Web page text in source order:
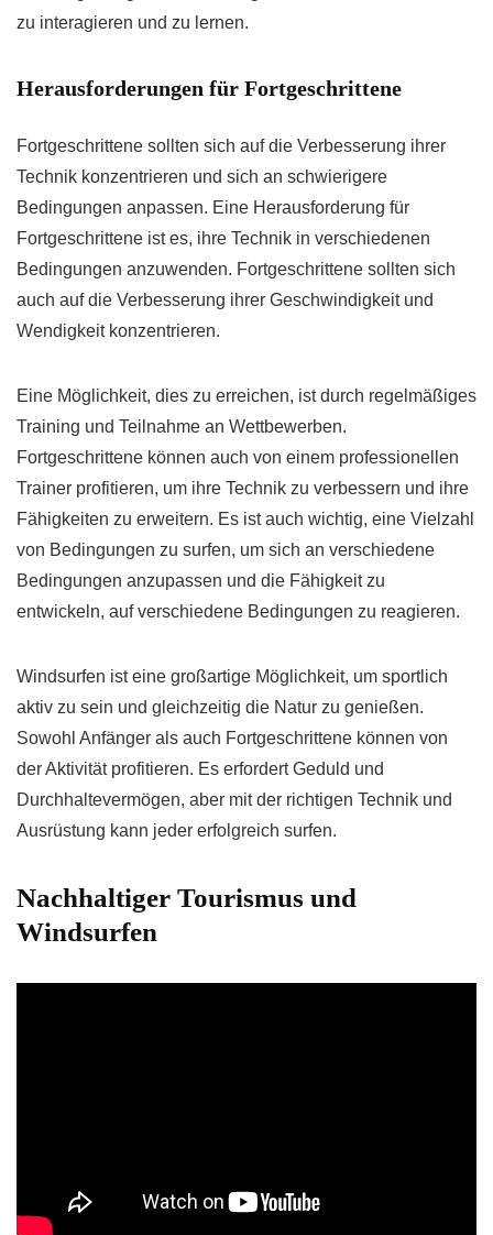
zu interagieren und zu lernen.
Herausforderungen für Fortgeschrittene
Fortgeschrittene sollten sich auf die Verbesserung ihrer
Technik konzentrieren und sich an schwierigere
Bedingungen anpassen. Eine Herausforderung für
Fortgeschrittene ist es, ihre Technik in verschiedenen
Bedingungen anzuwenden. Fortgeschrittene sollten sich
auch auf die Verbesserung ihrer Geschwindigkeit und
Wendigkeit konzentrieren.
Eine Möglichkeit, dies zu erreichen, ist durch regelmäßiges
Training und Teilnahme an Wettbewerben.
Fortgeschrittene können auch von einem professionellen
Trainer profitieren, um ihre Technik zu verbessern und ihre
Fähigkeiten zu erweitern. Es ist auch wichtig, eine Vielzahl
von Bedingungen zu surfen, um sich an verschiedene
Bedingungen anzupassen und die Fähigkeit zu
entwickeln, auf verschiedene Bedingungen zu reagieren.
Windsurfen ist eine großartige Möglichkeit, um sportlich
aktiv zu sein und gleichzeitig die Natur zu genießen.
Sowohl Anfänger als auch Fortgeschrittene können von
der Aktivität profitieren. Es erfordert Geduld und
Durchhaltevermögen, aber mit der richtigen Technik und
Ausrüstung kann jeder erfolgreich surfen.
Nachhaltiger Tourismus und
Windsurfen